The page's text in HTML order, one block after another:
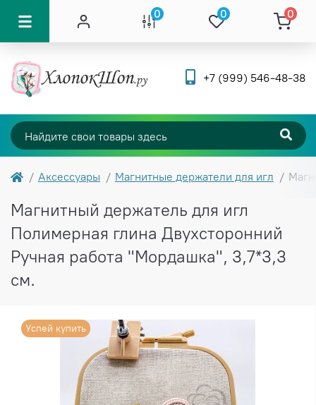
0 0 0
+7 (999) 546-48-38
Аксессуары Магнитные держатели для игл
Магнитный держатель для игл
Полимерная глина Двухсторонний
Ручная работа "Мордашка", 3,7*3,3
см.
Успей купить